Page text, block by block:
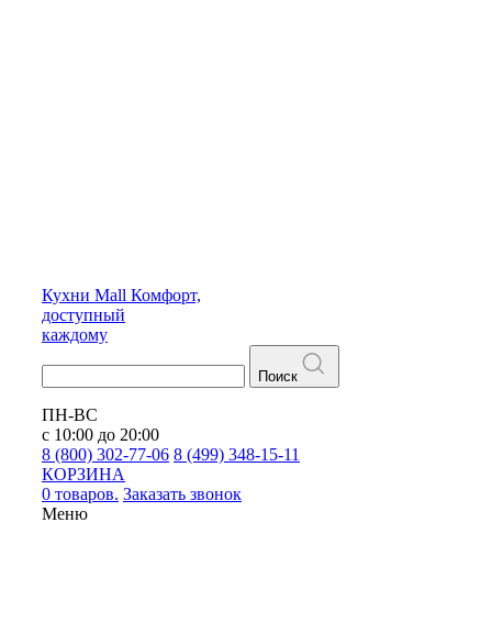
Кухни Mall Комфорт,
доступный
каждому
Поиск
ПН-ВС
с 10:00 до 20:00
8 (800) 302-77-06 8 (499) 348-15-11
КОРЗИНА
0 товаров. Заказать звонок
Меню